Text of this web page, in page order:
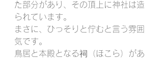
た部分があり、その頂上に神社は造
られています。
まさに、ひっそりと佇むと言う雰囲
気です。
鳥居と本殿となる祠（ほこら）があ